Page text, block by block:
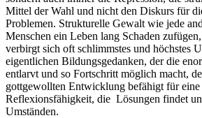
Mittel der Wahl und nicht den Diskurs für
Problemen. Strukturelle Gewalt wie jede
Menschen ein Leben lang Schaden
verbirgt sich oft schlimmstes und höchstes
eigentlichen Bildungsgedanken, der die
entlarvt und so Fortschritt möglich macht,
gottgewollten Entwicklung befähigt für eine
Reflexionsfähigkeit, die Lösungen findet
Umständen.